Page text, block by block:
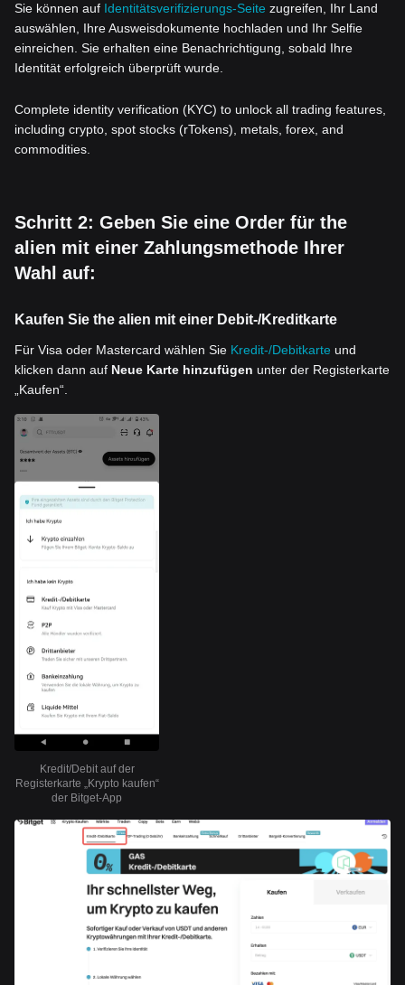
Sie können auf Identitätsverifizierungs-Seite zugreifen, Ihr Land
auswählen, Ihre Ausweisdokumente hochladen und Ihr Selfie
einreichen. Sie erhalten eine Benachrichtigung, sobald Ihre
Identität erfolgreich überprüft wurde.
Complete identity verification (KYC) to unlock all trading features,
including crypto, spot stocks (rTokens), metals, forex, and
commodities.
Schritt 2: Geben Sie eine Order für the
alien mit einer Zahlungsmethode Ihrer
Wahl auf:
Kaufen Sie the alien mit einer Debit-/Kreditkarte
Für Visa oder Mastercard wählen Sie Kredit-/Debitkarte und
klicken dann auf Neue Karte hinzufügen unter der Registerkarte
„Kaufen“.
Kredit/Debit auf der
Registerkarte „Krypto kaufen“
der Bitget-App